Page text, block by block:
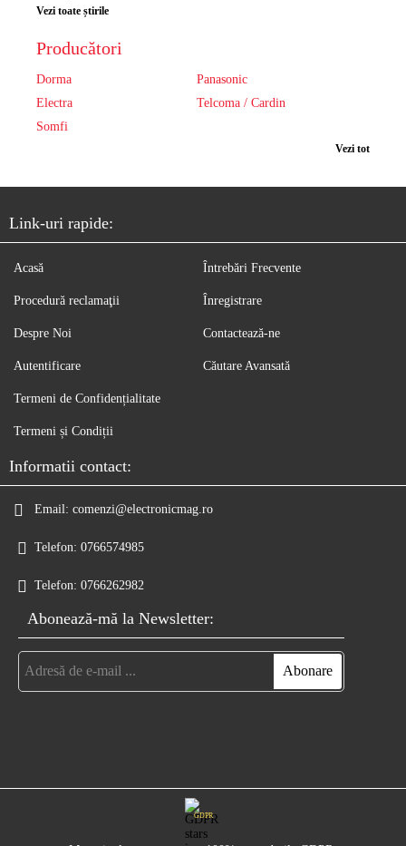
Vezi toate știrile
Producători
Dorma
Panasonic
Electra
Telcoma / Cardin
Somfi
Vezi tot
Link-uri rapide:
Acasă
Procedură reclamaţii
Despre Noi
Autentificare
Întrebări Frecvente
Înregistrare
Contactează-ne
Căutare Avansată
Termeni de Confidențialitate
Termeni și Condiții
Informatii contact:
Email: comenzi@electronicmag.ro
Telefon: 0766574985
Telefon: 0766262982
Abonează-mă la Newsletter:
GDPR